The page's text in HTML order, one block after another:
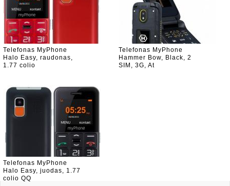
Telefonas MyPhone
Halo Easy, raudonas,
1.77 colio
Telefonas MyPhone
Hammer Bow, Black, 2
SIM, 3G, At
Telefonas MyPhone
Halo Easy, juodas, 1.77
colio QQ